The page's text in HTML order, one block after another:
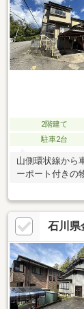
2階建て
駐車2台
山側環状線から
ーポート付きの
石川県